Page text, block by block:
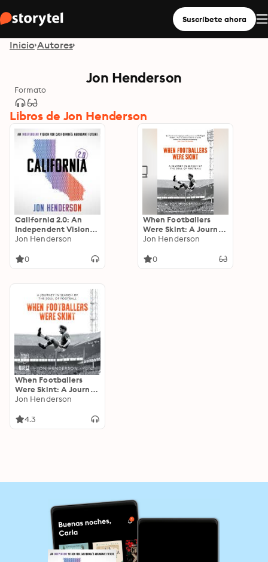
Suscríbete ahora
Inicio Autores
Jon Henderson
Formato
Libros de Jon Henderson
California 2.0: An
Independent Vision
for California’s
Jon Henderson
0
When Footballers
Were Skint: A Journey
in Search of the Soul
Jon Henderson
0
When Footballers
Were Skint: A Journey
in Search of the Soul
Jon Henderson
4.3